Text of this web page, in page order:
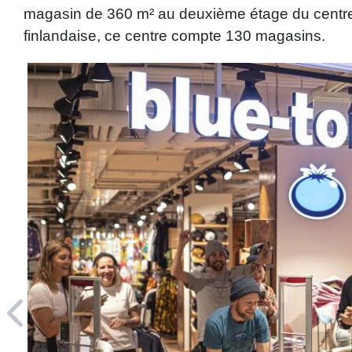
magasin de 360 m² au deuxième étage du
finlandaise, ce centre compte 130 magasins.